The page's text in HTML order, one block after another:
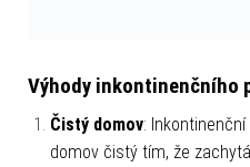
Výhody inkontinenčního
Čistý domov:
domov čistý tím, že